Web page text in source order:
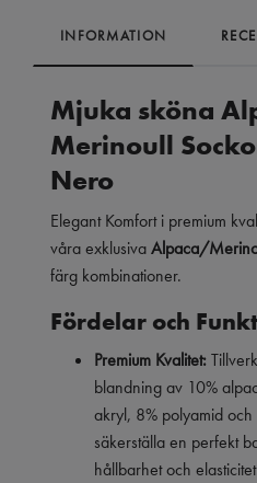
INFORMATION
Mjuka sköna
Merinoull
Nero
Elegant Komfort i premium
våra exklusivaAlpaca/
färg kombinationer.
Fördelar och
Premium Kvalitet:
blandning av 10%
akryl, 8% polyamid
säkerställa en perfekt
hållbarhet och